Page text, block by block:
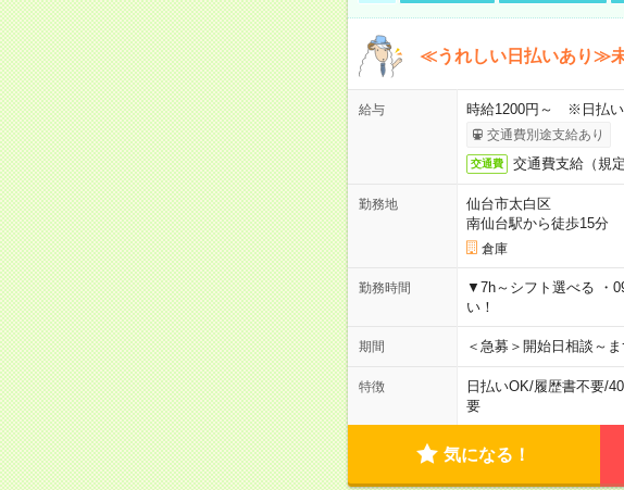
≪うれしい日払いあり≫
給与 時給1200円～ ※日払
交通費別途支給あり
交通費 交通費支給（規定
勤務地
仙台市太白区
南仙台駅から徒歩15分
倉庫
勤務時間
▼7h～シフト選べる ・
い！
期間 ＜急募＞開始日相談～
特徴 日払いOK/履歴書不要/
要
気になる！